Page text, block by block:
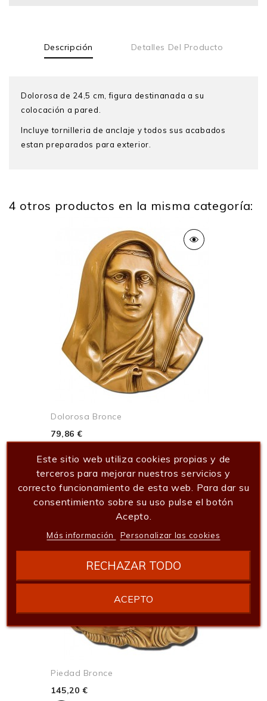
Descripción Detalles Del Producto
Dolorosa de 24,5 cm, figura destinanada a su
colocación a pared.
Incluye tornilleria de anclaje y todos sus acabados
estan preparados para exterior.
16 Cm
6 Cm
1 Kg
4 otros productos en la misma categoría:
Dolorosa Bronce
79,86 €
Añadir al carrito
Piedad Bronce
145,20 €
Este sitio web utiliza cookies propias y de
terceros para mejorar nuestros servicios y
correcto funcionamiento de esta web. Para dar su
consentimiento sobre su uso pulse el botón
Acepto.
Más información Personalizar las cookies
RECHAZAR TODO
ACEPTO